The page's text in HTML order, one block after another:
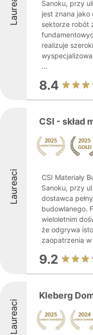
Laureaci
Sanoku, przy
jest znana
sektorze robót
realizuje
...
8.4
Laureaci
CSI - skład
CSI Materiały
Sanoku, przy
dostawca
budowlanego.
wieloletnim
że odgrywa
zaopatrzenia w
9.2
Laureaci
Kleberg